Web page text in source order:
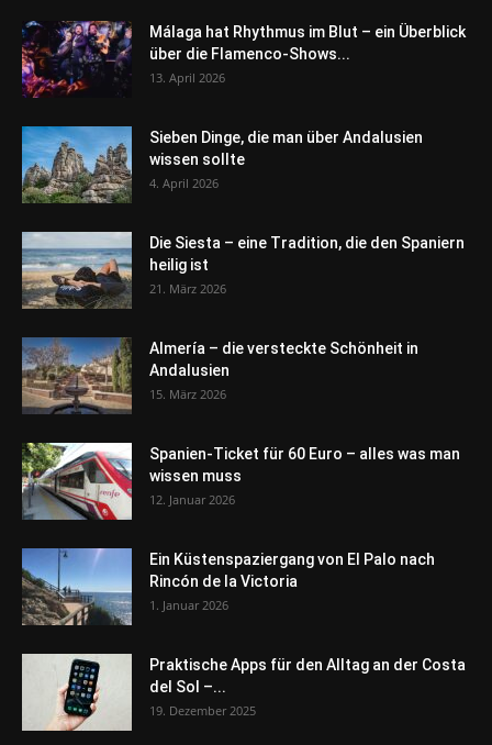
Málaga hat Rhythmus im Blut – ein Überblick
über die Flamenco-Shows...
13. April 2026
Sieben Dinge, die man über Andalusien
wissen sollte
4. April 2026
Die Siesta – eine Tradition, die den Spaniern
heilig ist
21. März 2026
Almería – die versteckte Schönheit in
Andalusien
15. März 2026
Spanien-Ticket für 60 Euro – alles was man
wissen muss
12. Januar 2026
Ein Küstenspaziergang von El Palo nach
Rincón de la Victoria
1. Januar 2026
Praktische Apps für den Alltag an der Costa
del Sol –...
19. Dezember 2025